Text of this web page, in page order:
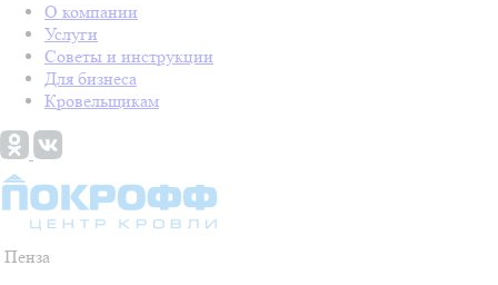
О компании
Услуги
Советы и инструкции
Для бизнеса
Кровельщикам
Пенза